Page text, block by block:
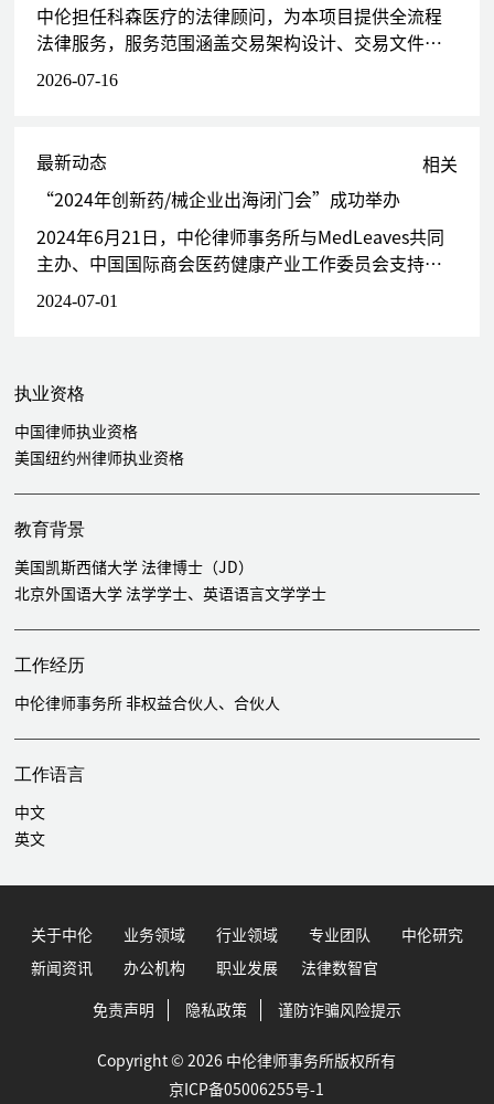
构）
代表大湾区共同家园发展基金C轮投资科望（上海）生物医药科技有
有限公司
代表博远资本A+轮投资广州瑞风生物科技有限公司
代表北京长木谷医疗科技有限公司B轮以及B+轮融资
为上海源健优科生物科技有限公司A轮融资提供法律服务
为新旭生技（APRINOIA Therapeutics）ESOP设立提供法律服务
代表国投招商B轮投资卡车自动驾驶技术与运营公司嬴彻科技（红筹
代表红杉资本A+轮投资上海又为智能科技有限公司（红筹架构）
代表国投招商A轮投资苏州博腾生物制药有限公司
组建核酸药物API CMO公司
代表德屹资本D轮投资苏州景昱医疗器械有限公司
代表北京龙磐投资管理咨询中心（普通合伙）A+轮投资Shanton
医药技术（苏州）有限公司
代表北京北方生物技术研究所有限公司收购万华普曼生物工程有限公
（红筹架构）
代表北京外经贸发展引导基金（有限合伙）投资宽腾（北京）医疗器
械有限公司
及D轮投资北京圆心科技有限公司（妙手医生）（互联网药品零售）
代表国投先进制造产业投资基金、国寿大健康基金、中国平安、泰康
代表国投创新投资管理有限公司与阿斯利康及其他有关方在中国成立
为迪哲（江苏）医药有限公司A轮融资提供法律服务
为杭州嘉因生物科技有限公司A+轮、B轮、B+以及B++轮融资（红筹
中伦担任科森医疗的法律顾问，为本项目提供全流程
法律服务，服务范围涵盖交易架构设计、交易文件修
2026-07-16
最新动态 相关
“2024年创新药/械企业出海闭门会”成功举办
2024年6月21日，中伦律师事务所与MedLeaves共同
主办、中国国际商会医药健康产业工作委员会支持
2024-07-01
执业资格
中国律师执业资格
美国纽约州律师执业资格
教育背景
美国凯斯西储大学 法律博士（JD）
北京外国语大学 法学学士、英语语言文学学士
工作经历
中伦律师事务所 非权益合伙人、合伙人
工作语言
中文
英文
关于中伦 业务领域 行业领域 专业团队 中伦研究
新闻资讯 办公机构 职业发展 法律数智官
免责声明 隐私政策 谨防诈骗风险提示
Copyright © 2026 中伦律师事务所版权所有
京ICP备05006255号-1